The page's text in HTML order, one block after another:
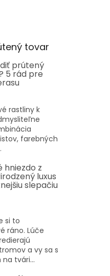
tovar
prútený
5 rád pre
rastliny k
farebných
hniezdo z
luxus
slepačiu
si to
ráno. Lúče
a vy sa s
tvári...